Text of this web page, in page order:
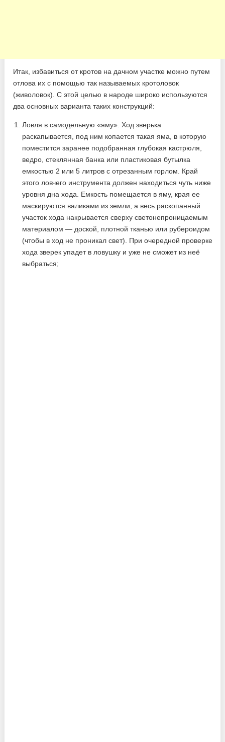
Итак, избавиться от кротов на дачном участке можно путем
отлова их с помощью так называемых кротоловок
(живоловок). С этой целью в народе широко используются
два основных варианта таких конструкций:
Ловля в самодельную «яму». Ход зверька
раскапывается, под ним копается такая яма, в которую
поместится заранее подобранная глубокая кастрюля,
ведро, стеклянная банка или пластиковая бутылка
емкостью 2 или 5 литров с отрезанным горлом. Край
этого ловчего инструмента должен находиться чуть ниже
уровня дна хода. Емкость помещается в яму, края ее
маскируются валиками из земли, а весь раскопанный
участок хода накрывается сверху светонепроницаемым
материалом — доской, плотной тканью или рубероидом
(чтобы в ход не проникал свет). При очередной проверке
хода зверек упадет в ловушку и уже не сможет из неё
выбраться;